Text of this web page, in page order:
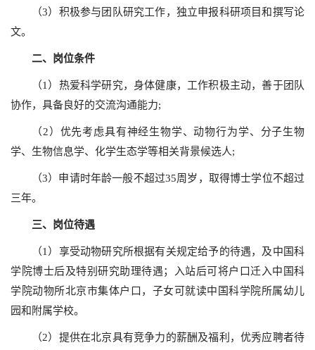
（3）积极参与团队研究工作，独立申报科研项目和撰写论
文。
二、岗位条件
（1）热爱科学研究，身体健康，工作积极主动，善于团队
协作，具备良好的交流沟通能力;
（2）优先考虑具有神经生物学、动物行为学、分子生物
学、生物信息学、化学生态学等相关背景候选人;
（3）申请时年龄一般不超过35周岁，取得博士学位不超过
三年。
三、岗位待遇
（1）享受动物研究所根据有关规定给予的待遇，及中国科
学院博士后及特别研究助理待遇；入站后可将户口迁入中国科
学院动物所北京市集体户口，子女可就读中国科学院所属幼儿
园和附属学校。
（2）提供在北京具有竞争力的薪酬及福利，优秀应聘者待